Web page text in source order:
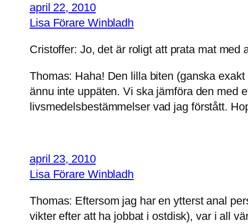
april 22, 2010
Lisa Förare Winbladh
Cristoffer: Jo, det är roligt att prata mat
Thomas: Haha! Den lilla biten (ganska
ännu inte uppäten. Vi ska jämföra den med
livsmedelsbestämmelser vad jag förstått.
april 23, 2010
Lisa Förare Winbladh
Thomas: Eftersom jag har en ytterst anal
vikter efter att ha jobbat i ostdisk), var i all